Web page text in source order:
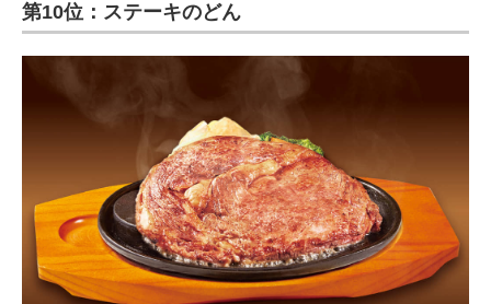
ITの今と未来を見通す
スマホと通信の最新トレンド
進化するPCとデバイスの未来
好きが集まる 比べて選べる
ビジネスと働き方のヒント
AI活用のいまが分かる
第10位：ステーキのどん